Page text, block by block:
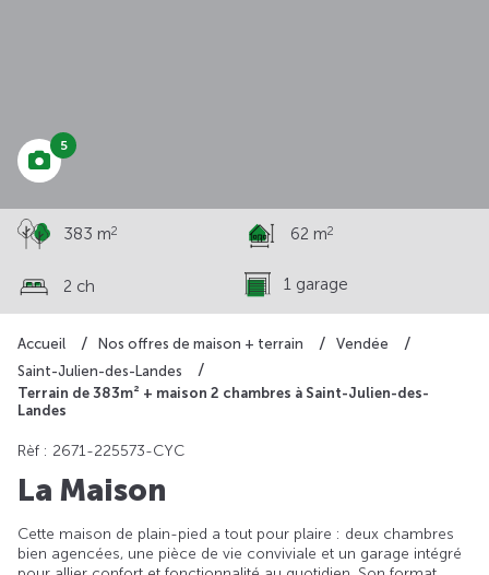
Accueil Nos offres de maison + terrain
Vendée
Saint-Julien-des-Landes
Terrain de 383m² + maison 2 chambres à Saint-Julien-des-
Landes
5
383 m2 62 m2
2 ch 1 garage
Rèf : 2671-225573-CYC
La Maison
Cette maison de plain-pied a tout pour plaire : deux chambres
bien agencées, une pièce de vie conviviale et un garage intégré